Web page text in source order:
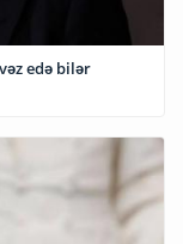
edə bilər